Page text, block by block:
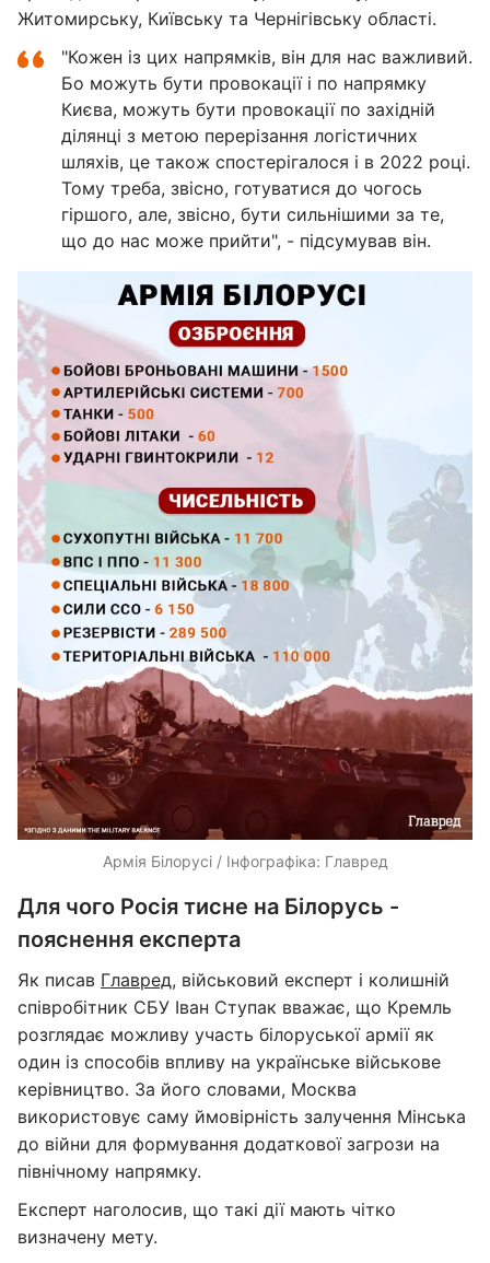
Житомирську, Київську та Чернігівську області.
"Кожен із цих напрямків, він для нас важливий.
Бо можуть бути провокації і по напрямку
Києва, можуть бути провокації по західній
ділянці з метою перерізання логістичних
шляхів, це також спостерігалося і в 2022 році.
Тому треба, звісно, готуватися до чогось
гіршого, але, звісно, бути сильнішими за те,
що до нас може прийти", - підсумував він.
Армія Білорусі / Інфографіка: Главред
Для чого Росія тисне на Білорусь -
пояснення експерта
Як писав Главред, військовий експерт і колишній
співробітник СБУ Іван Ступак вважає, що Кремль
розглядає можливу участь білоруської армії як
один із способів впливу на українське військове
керівництво. За його словами, Москва
використовує саму ймовірність залучення Мінська
до війни для формування додаткової загрози на
північному напрямку.
Експерт наголосив, що такі дії мають чітко
визначену мету.